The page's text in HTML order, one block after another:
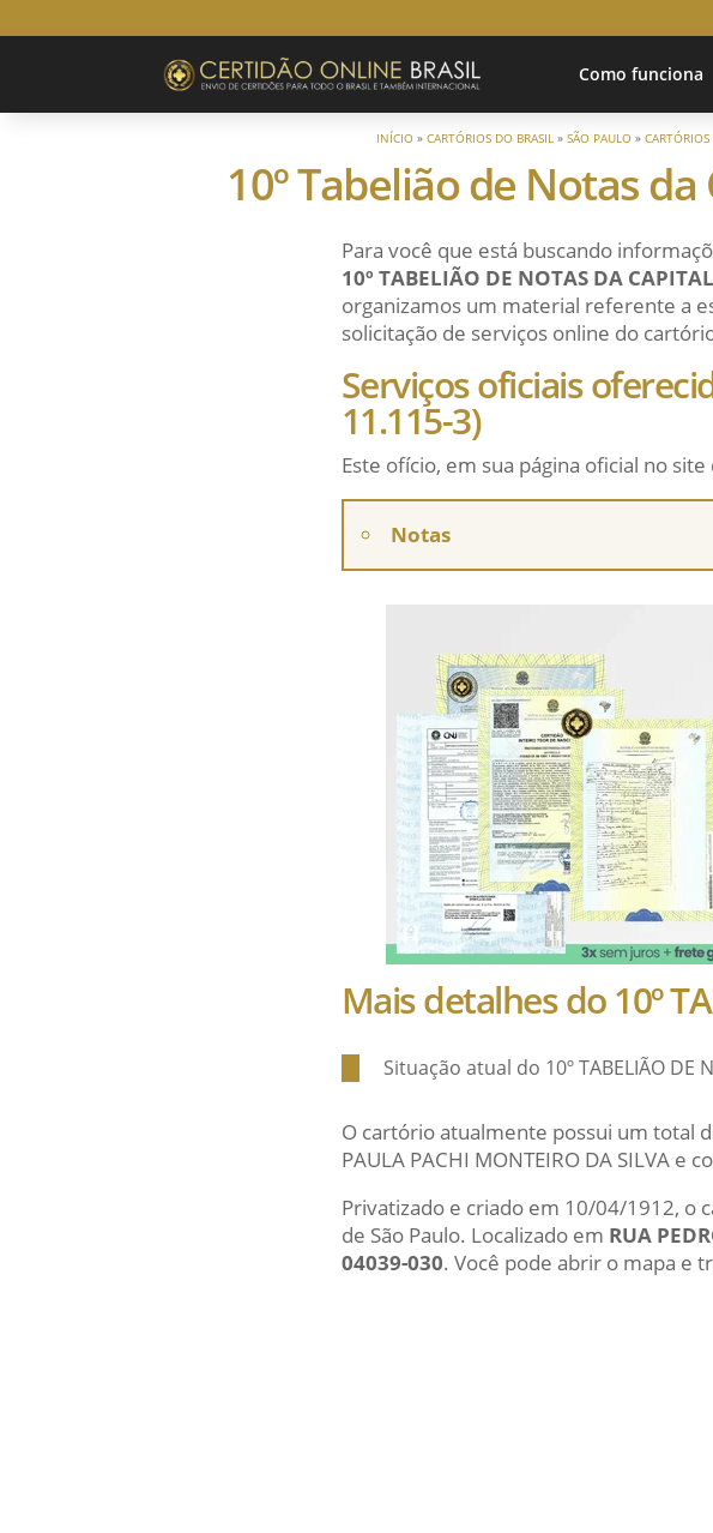
Como funciona
INÍCIO »CARTÓRIOS DO BRASIL »SÃO PAULO »
10º Tabelião de Notas
Para você que está buscando
10º TABELIÃO DE NOTAS DA CAPITAL
organizamos um material referente a
solicitação de serviços online do
Serviços oficiais
11.115-3)
Este ofício, em sua página oficial no
Notas
Mais detalhes do 10º
Situação atual do 10º TABELIÃO DE
O cartório atualmente possui um total
PAULA PACHI MONTEIRO DA SILVA e
Privatizado e criado em 10/04/1912, o
de São Paulo. Localizado em RUA
04039-030. Você pode abrir o mapa e